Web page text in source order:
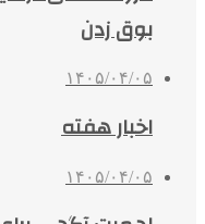
بوق زدن
۱۴۰۵/۰۴/۰۵
اخبار هفته
۱۴۰۵/۰۴/۰۵